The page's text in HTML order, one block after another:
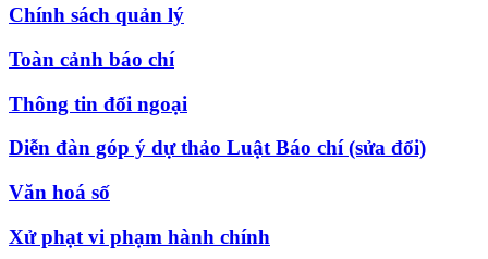
Chính sách quản lý
Toàn cảnh báo chí
Thông tin đối ngoại
Diễn đàn góp ý dự thảo Luật Báo chí (sửa đổi)
Văn hoá số
Xử phạt vi phạm hành chính